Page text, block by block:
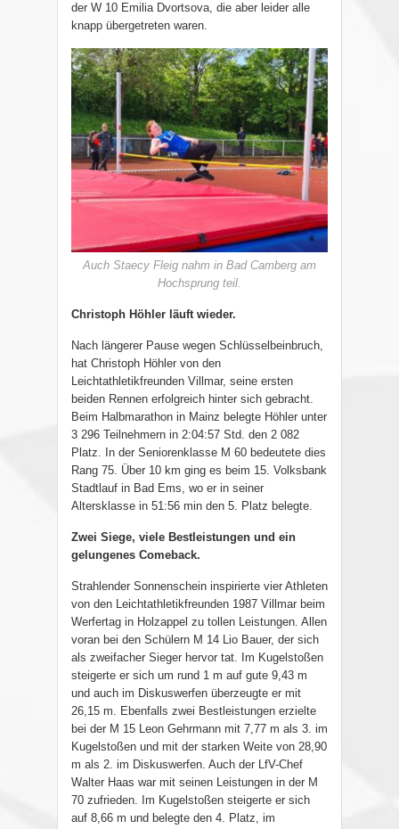
der W 10 Emilia Dvortsova, die aber leider alle
knapp übergetreten waren.
Auch Staecy Fleig nahm in Bad Camberg am
Hochsprung teil.
Christoph Höhler läuft wieder.
Nach längerer Pause wegen Schlüsselbeinbruch,
hat Christoph Höhler von den
Leichtathletikfreunden Villmar, seine ersten
beiden Rennen erfolgreich hinter sich gebracht.
Beim Halbmarathon in Mainz belegte Höhler unter
3 296 Teilnehmern in 2:04:57 Std. den 2 082
Platz. In der Seniorenklasse M 60 bedeutete dies
Rang 75. Über 10 km ging es beim 15. Volksbank
Stadtlauf in Bad Ems, wo er in seiner
Altersklasse in 51:56 min den 5. Platz belegte.
Zwei Siege, viele Bestleistungen und ein
gelungenes Comeback.
Strahlender Sonnenschein inspirierte vier Athleten
von den Leichtathletikfreunden 1987 Villmar beim
Werfertag in Holzappel zu tollen Leistungen. Allen
voran bei den Schülern M 14 Lio Bauer, der sich
als zweifacher Sieger hervor tat. Im Kugelstoßen
steigerte er sich um rund 1 m auf gute 9,43 m
und auch im Diskuswerfen überzeugte er mit
26,15 m. Ebenfalls zwei Bestleistungen erzielte
bei der M 15 Leon Gehrmann mit 7,77 m als 3. im
Kugelstoßen und mit der starken Weite von 28,90
m als 2. im Diskuswerfen. Auch der LfV-Chef
Walter Haas war mit seinen Leistungen in der M
70 zufrieden. Im Kugelstoßen steigerte er sich
auf 8,66 m und belegte den 4. Platz, im